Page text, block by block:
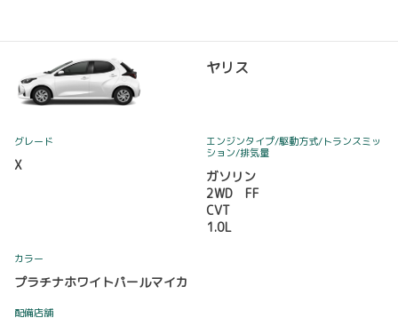
ヤリス
グレード
X
エンジンタイプ/駆動方式/トランスミッ
ション/排気量
ガソリン
2WD FF
CVT
1.0L
カラー
プラチナホワイトパールマイカ
配備店舗